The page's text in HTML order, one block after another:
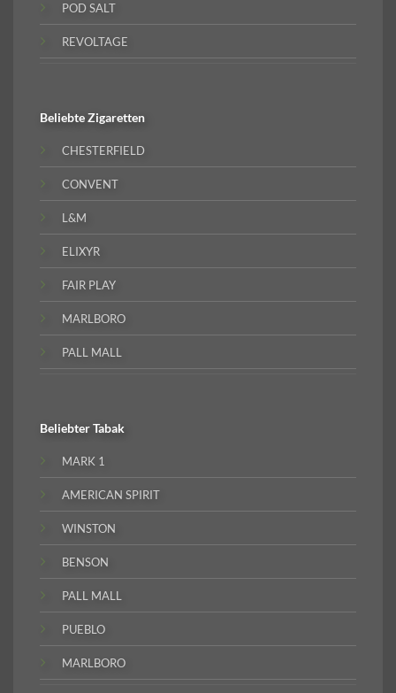
POD SALT
REVOLTAGE
BeliebteZigaretten
CHESTERFIELD
CONVENT
L&M
ELIXYR
FAIR PLAY
MARLBORO
PALL MALL
BeliebterTabak
MARK 1
AMERICAN SPIRIT
WINSTON
BENSON
PALL MALL
PUEBLO
MARLBORO